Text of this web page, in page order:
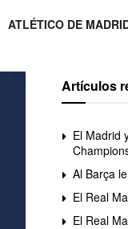
ATLÉTICO DE
Artículos
El Madrid
Al Barça
El Real
El Real